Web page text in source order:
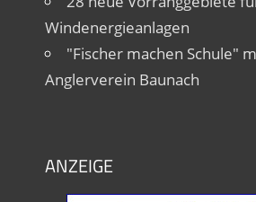
Windenergieanlagen
"Fischer machen Schule"
Anglerverein Baunach
ANZEIGE